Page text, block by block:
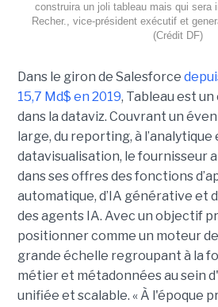
construira un joli tableau mais qui sera
Recher., vice-président exécutif et
(Crédit DF)
Dans le giron de Salesforce
15,7 Md$ en 2019, Tableau est
dans la dataviz. Couvrant un
large, du reporting, à l’analytique
datavisualisation, le fournisseur
dans ses offres des fonctions
automatique, d’IA générative et
des agents IA. Avec un objectif
positionner comme un moteur
grande échelle regroupant à la
métier et métadonnées au sein
unifiée et scalable. « À l'époque